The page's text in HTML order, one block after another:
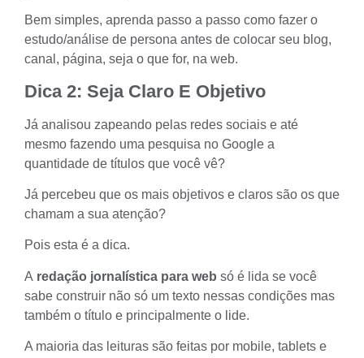
Bem simples, aprenda passo a passo como fazer o
estudo/análise de persona antes de colocar seu blog,
canal, página, seja o que for, na web.
Dica 2: Seja Claro E Objetivo
Já analisou zapeando pelas redes sociais e até
mesmo fazendo uma pesquisa no Google a
quantidade de títulos que você vê?
Já percebeu que os mais objetivos e claros são os que
chamam a sua atenção?
Pois esta é a dica.
A redação jornalística para web só é lida se você
sabe construir não só um texto nessas condições mas
também o título e principalmente o lide.
A maioria das leituras são feitas por mobile, tablets e